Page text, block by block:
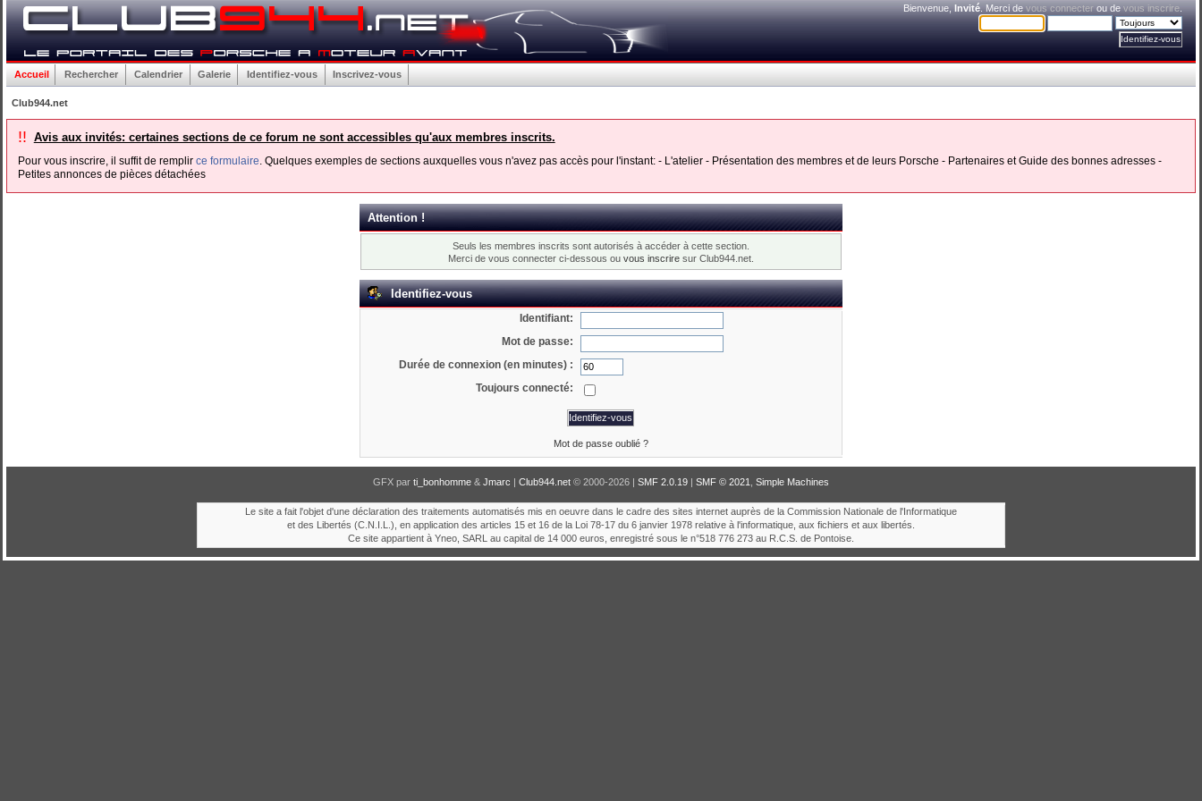
Bienvenue,Invité . Merci devous connecter ou devous inscrire
Accueil Rechercher Calendrier Galerie Identifiez-vous Inscrivez-vous
Club944.net
!! Avis aux invités: certaines sections de ce forum ne sont accessibles qu'aux membres inscrits.
Pour vous inscrire, il suffit de remplir ce formulaire. Quelques exemples de sections auxquelles vous n'avez pas accès pour l'instant: - L'atelier - Présentation des membres et de leurs Porsche - Partenaires et Guide des bonnes adresses -
Petites annonces de pièces détachées
Attention !
Seuls les membres inscrits sont autorisés à accéder à cette section.
Merci de vous connecter ci-dessous ou vous inscriresur Club944.net.
Identifiez-vous
Identifiant:
Mot de passe:
Durée de connexion (en minutes) :
Toujours connecté:
Mot de passe oublié ?
GFX par ti_bonhomme& Jmarc Club944.net© 2000-2026 | SMF 2.0.19| SMF © 2021, Simple Machines
Le site a fait l'objet d'une déclaration des traitements automatisés mis en oeuvre dans le cadre des sites internet auprès de la Commission Nationale de l'Informatique
et des Libertés (C.N.I.L.), en application des articles 15 et 16 de la Loi 78-17 du 6 janvier 1978 relative à l'informatique, aux fichiers et aux libertés.
Ce site appartient à Yneo, SARL au capital de 14 000 euros, enregistré sous le n°518 776 273 au R.C.S. de Pontoise.